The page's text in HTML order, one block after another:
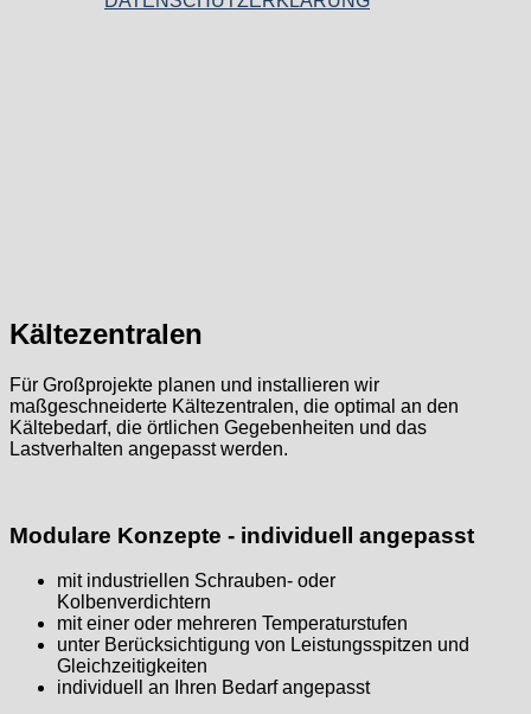
Kältezentralen
Für Großprojekte planen und installieren wir
maßgeschneiderte Kältezentralen, die optimal an den
Kältebedarf, die örtlichen Gegebenheiten und das
Lastverhalten angepasst werden.
Modulare Konzepte - individuell angepasst
mit industriellen Schrauben- oder
Kolbenverdichtern
mit einer oder mehreren Temperaturstufen
unter Berücksichtigung von Leistungsspitzen und
Gleichzeitigkeiten
individuell an Ihren Bedarf angepasst